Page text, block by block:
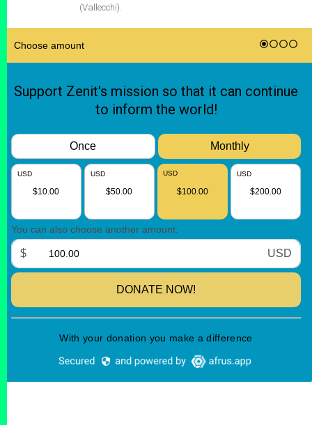
(Vallecchi).